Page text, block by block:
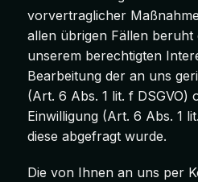
vorvertraglicher
allen übrigen Fällen beruht
unserem berechtigten
Bearbeitung der an uns
(Art. 6 Abs. 1 lit. f DSGVO)
Einwilligung (Art. 6 Abs. 1
diese abgefragt wurde.
Die von Ihnen an uns per